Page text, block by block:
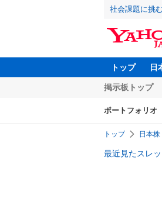
社会課題に挑
トップ 日
掲示板トップ
ポートフォリオ
トップ 日本株
最近見たスレッ